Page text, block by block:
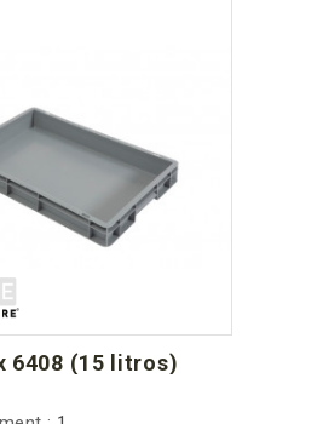
6408 (15 litros)